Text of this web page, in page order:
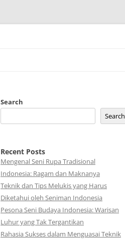
Search
Search
Recent Posts
Mengenal Seni Rupa Tradisional
Indonesia: Ragam dan Maknanya
Teknik dan Tips Melukis yang Harus
Diketahui oleh Seniman Indonesia
Pesona Seni Budaya Indonesia: Warisan
Luhur yang Tak Tergantikan
Rahasia Sukses dalam Menguasai Teknik